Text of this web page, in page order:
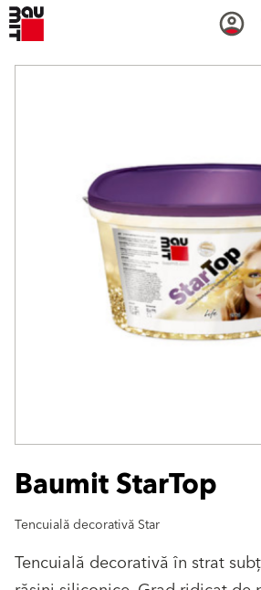
Baumit StarTop
Tencuială decorativă Star
Tencuială decorativă în strat